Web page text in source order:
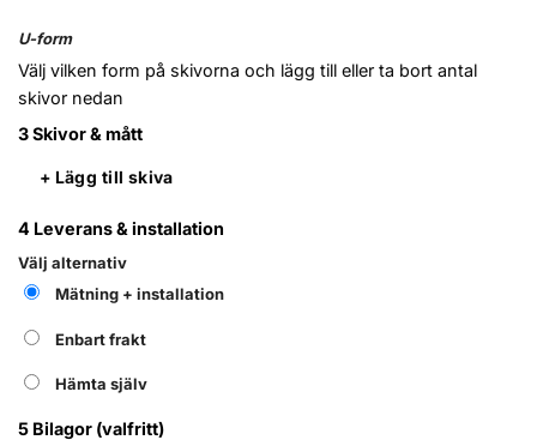
U-form
Välj vilken form på skivorna och lägg till eller ta bort antal
skivor nedan
3Skivor & mått
+ Lägg till skiva
4 Leverans & installation
Välj alternativ
Mätning + installation
Enbart frakt
Hämta själv
5 Bilagor (valfritt)